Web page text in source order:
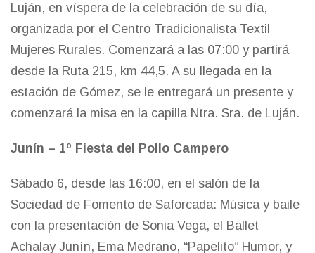
Luján, en víspera de la celebración de su día,
organizada por el Centro Tradicionalista Textil
Mujeres Rurales. Comenzará a las 07:00 y partirá
desde la Ruta 215, km 44,5. A su llegada en la
estación de Gómez, se le entregará un presente y
comenzará la misa en la capilla Ntra. Sra. de Luján.
Junín – 1º Fiesta del Pollo Campero
Sábado 6, desde las 16:00, en el salón de la
Sociedad de Fomento de Saforcada: Música y baile
con la presentación de Sonia Vega, el Ballet
Achalay Junín, Ema Medrano, “Papelito” Humor, y